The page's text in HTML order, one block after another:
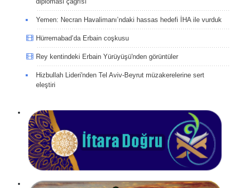
Yemen: Necran Havalimanı’ndaki hassas hedefi İHA ile vurduk
Hürremabad’da Erbain coşkusu
Rey kentindeki Erbain Yürüyüşü'nden görüntüler
Hizbullah Lideri'nden Tel Aviv-Beyrut müzakerelerine sert
eleştiri